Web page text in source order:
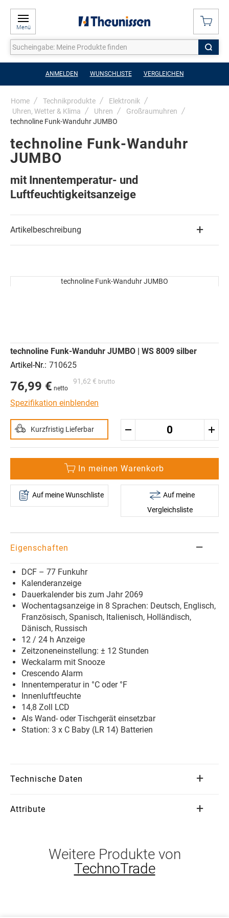
Menü
ANMELDEN WUNSCHLISTE VERGLEICHEN
Home Technikprodukte
Elektronik
Uhren, Wetter & Klima
Uhren
Großraumuhren
technoline Funk-Wanduhr JUMBO
technoline Funk-Wanduhr JUMBO
technoline Funk-Wanduhr
JUMBO
mit Innentemperatur- und
Luftfeuchtigkeitsanzeige
Artikelbeschreibung
Gruppiert
Produkte
-
technoline Funk-Wanduhr JUMBO | WS 8009 silber
710625
91,62 €
76,99 €
Spezifikation einblenden
Kurzfristig Lieferbar
In meinen Warenkorb
Auf meine Wunschliste
Auf meine
Vergleichsliste
Eigenschaften
DCF – 77 Funkuhr
Kalenderanzeige
Dauerkalender bis zum Jahr 2069
Wochentagsanzeige in 8 Sprachen: Deutsch, Englisch,
Französisch, Spanisch, Italienisch, Holländisch,
Dänisch, Russisch
12 / 24 h Anzeige
Zeitzoneneinstellung: ± 12 Stunden
Weckalarm mit Snooze
Crescendo Alarm
Innentemperatur in °C oder °F
Innenluftfeuchte
14,8 Zoll LCD
Als Wand- oder Tischgerät einsetzbar
Station: 3 x C Baby (LR 14) Batterien
Technische Daten
Attribute
Weitere Produkte von
TechnoTrade